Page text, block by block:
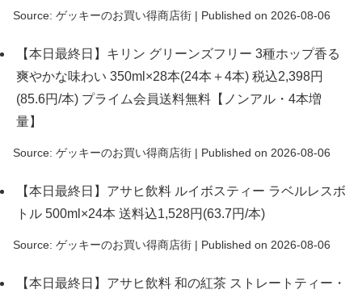
Source: ゲッキーのお買い得商店街 Published on 2026-08-06
【本日最終日】キリン グリーンズフリー 3種ホップ香る
爽やかな味わい 350ml×28本(24本＋4本) 税込2,398円
(85.6円/本) プライム会員送料無料【ノンアル・4本増
量】
Source: ゲッキーのお買い得商店街 Published on 2026-08-06
【本日最終日】アサヒ飲料 ルイボスティー ラベルレスボ
トル 500ml×24本 送料込1,528円(63.7円/本)
Source: ゲッキーのお買い得商店街 Published on 2026-08-06
【本日最終日】アサヒ飲料 和の紅茶 ストレートティー・